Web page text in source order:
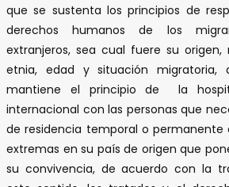
que se sustenta los principios de
derechos humanos de los
extranjeros, sea cual fuere su origen,
etnia, edad y situación migratoria,
mantiene el principio de la
internacional con las personas que
de residencia temporal o permanente
extremas en su país de origen que
su convivencia, de acuerdo con la